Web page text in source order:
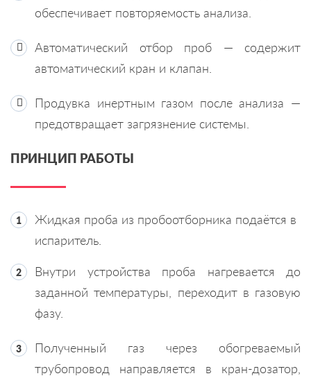
обеспечивает повторяемость анализа.
Автоматический отбор проб — содержит
автоматический кран и клапан.
Продувка инертным газом после анализа —
предотвращает загрязнение системы.
ПРИНЦИП РАБОТЫ
Жидкая проба из пробоотборника подаётся в
испаритель.
Внутри устройства проба нагревается до
заданной температуры, переходит в газовую
фазу.
Полученный газ через обогреваемый
трубопровод направляется в кран-дозатор,